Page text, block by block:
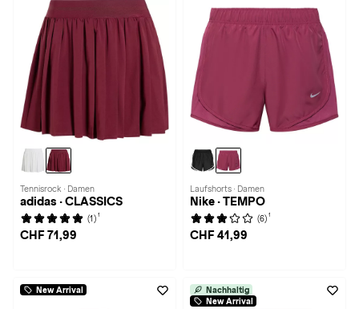
Tennisrock · Damen
adidas · CLASSICS
(1) 1
CHF 71,99
Laufshorts · Damen
Nike · TEMPO
(6) 1
CHF 41,99
New Arrival
Nachhaltig
New Arrival